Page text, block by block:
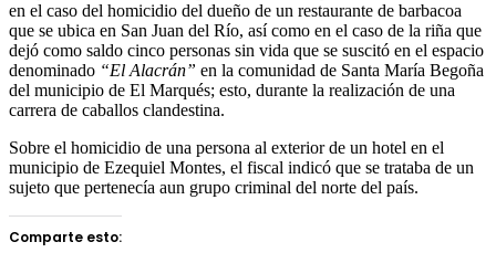
en el caso del homicidio del dueño de un restaurante de barbacoa
que se ubica en San Juan del Río, así como en el caso de la riña que
dejó como saldo cinco personas sin vida que se suscitó en el espacio
denominado “El Alacrán” en la comunidad de Santa María Begoña
del municipio de El Marqués; esto, durante la realización de una
carrera de caballos clandestina.
Sobre el homicidio de una persona al exterior de un hotel en el
municipio de Ezequiel Montes, el fiscal indicó que se trataba de un
sujeto que pertenecía aun grupo criminal del norte del país.
Comparte esto: